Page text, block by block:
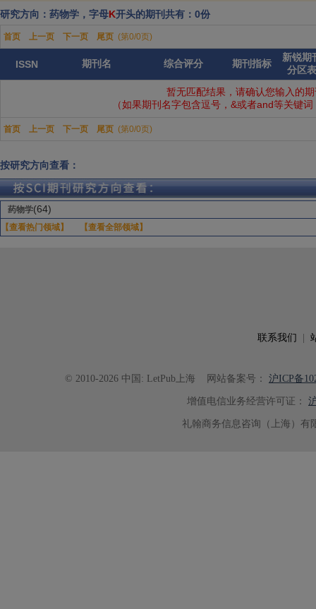
研究方向：药物学，字母K开头的期刊共有：0份
首页 上一页 下一页 尾页 (第0/0页)
ISSN 期刊名 综合评分 期刊指标
新锐期
分区
暂无匹配结果，请确认您输入的
（如果期刊名字包含逗号，&或者and等关键
首页 上一页 下一页 尾页 (第0/0页)
按研究方向查看：
药物学(64)
【查看热门领域】 【查看全部领域】
联系我们
© 2010-2026 中国: LetPub上海 网站备案号： 沪ICP备
增值电信业务经营许可证：
礼翰商务信息咨询（上海）